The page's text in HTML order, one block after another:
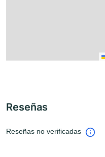
Reseñas
Reseñas no verificadas